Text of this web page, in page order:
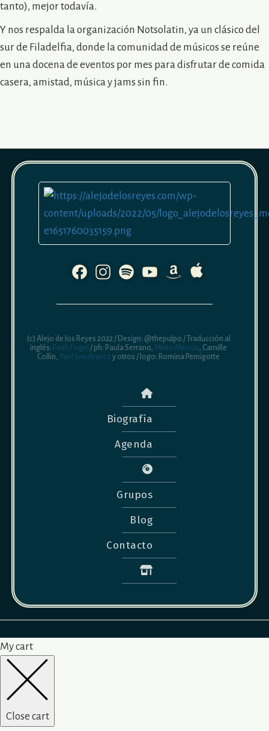
tanto), mejor todavía.
Y nos respalda la organización Notsolatin, ya un clásico del
sur de Filadelfia, donde la comunidad de músicos se reúne
en una docena de eventos por mes para disfrutar de comida
casera, amistad, música y jams sin fin.
(c) Alejo de los Reyes 2022 / Design: @thepulpo / Traducción al
inglés: Faith Fogel / ph: Paula Serrano, Mirko Mescia, Camille
Collin, Yael Smulewicz y otros / logo: Romina Pernigotte
Biografía
Agenda
Grupos
Blog
Contacto
My cart
Close cart